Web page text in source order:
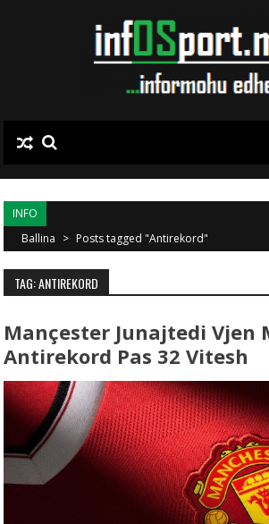
INFO
Ballina > Posts tagged "Antirekord"
TAG: ANTIREKORD
Mançester Junajtedi Vjen
Antirekord Pas 32 Vitesh